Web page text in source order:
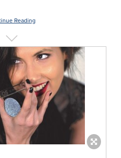
Reading